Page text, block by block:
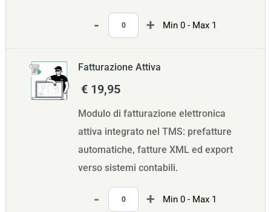
Min 0 - Max 1
Fatturazione Attiva
€ 19,95
Modulo di fatturazione elettronica
attiva integrato nel TMS: prefatture
automatiche, fatture XML ed export
verso sistemi contabili.
Min 0 - Max 1